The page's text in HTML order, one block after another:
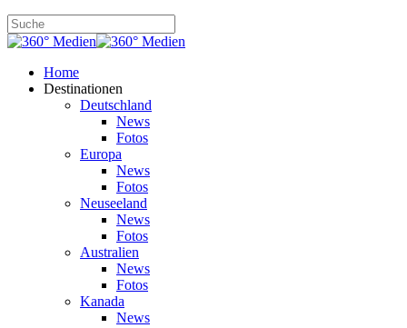
Home
Destinationen
Deutschland
News
Fotos
Europa
News
Fotos
Neuseeland
News
Fotos
Australien
News
Fotos
Kanada
News